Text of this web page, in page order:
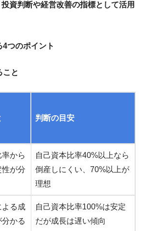
資判断や経営改善の指標として活用
つのポイント
こと
判断の目安
から
性が分
自己資本比率40%以上なら
倒産しにくい、70%以上が
理想
よる成
かる
自己資本比率100%は安定
だが成長は遅い傾向